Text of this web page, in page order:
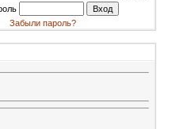
Забыли пароль?